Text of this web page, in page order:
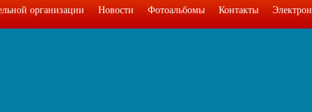
организации Новости Фотоальбомы Контакты